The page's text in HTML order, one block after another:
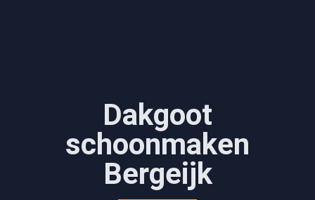
Dakgoot
schoonmaken​
Bergeijk